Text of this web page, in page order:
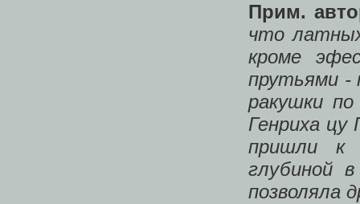
Прим.
что
кроме
прутьями -
ракушки
Генриха цу
пришли к
глубиной
позволяла